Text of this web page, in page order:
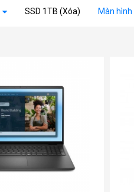
SSD 1TB (Xóa) Màn hình